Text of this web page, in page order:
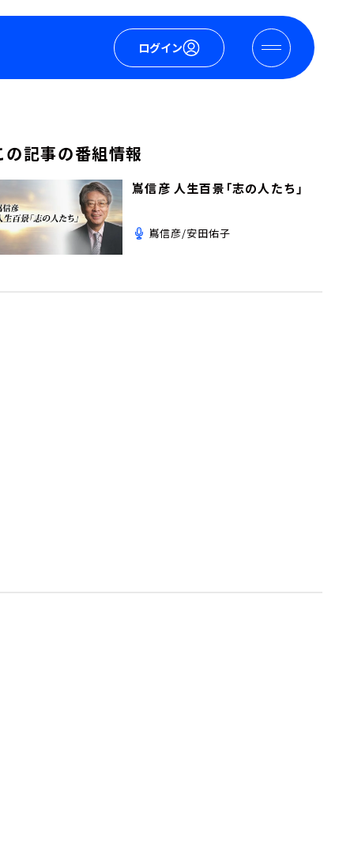
ログイン
の記事の番組情報
嶌信彦 人生百景「志の人たち」
嶌信彦/安田佑子